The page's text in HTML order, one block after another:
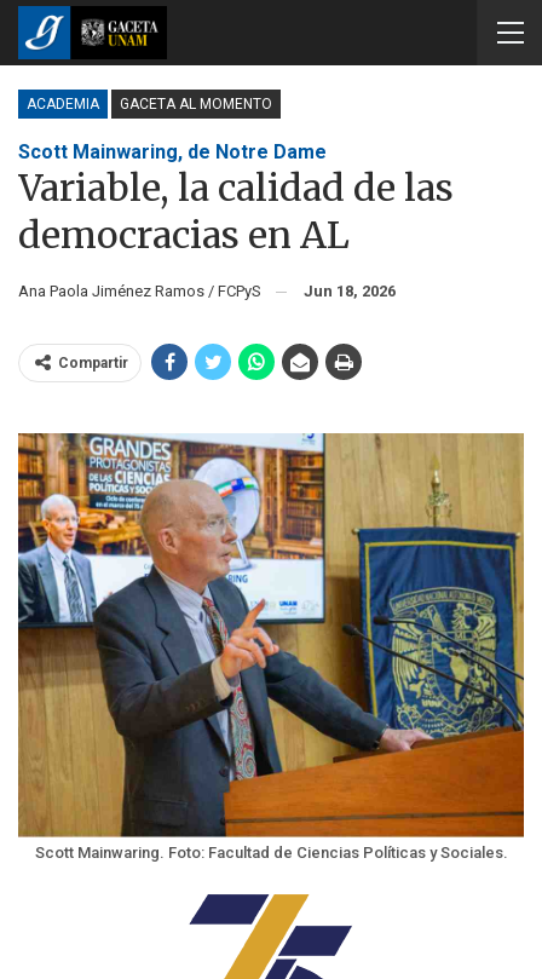
ACADEMIA GACETA AL MOMENTO
Scott Mainwaring, de Notre Dame
Variable, la calidad de las
democracias en AL
Ana Paola Jiménez Ramos / FCPyS Jun 18, 2026
Compartir
Scott Mainwaring. Foto: Facultad de Ciencias Políticas y Sociales.